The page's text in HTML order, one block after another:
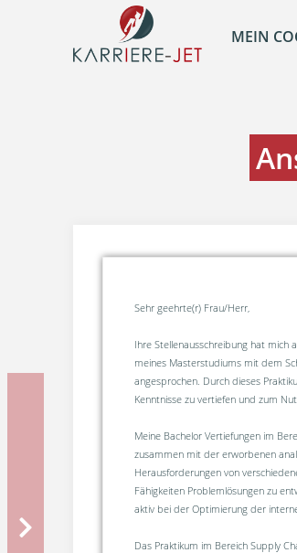
MEIN
Sehr geehrte(r) Frau/Herr,
Ihre Stellenausschreibung hat mich
meines Masterstudiums mit dem
angesprochen. Durch dieses
Kenntnisse zu vertiefen und zum
Meine Bachelor Vertiefungen im
zusammen mit der erworbenen
Herausforderungen von
Fähigkeiten Problemlösungen zu
aktiv bei der Optimierung der
Das Praktikum im Bereich Supply